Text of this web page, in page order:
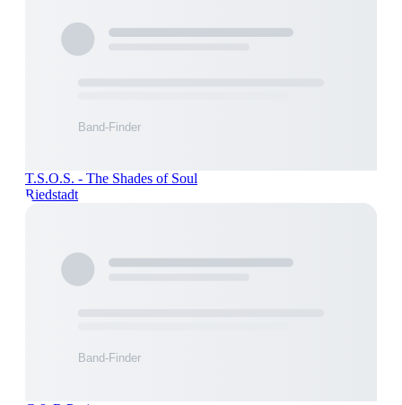
T.S.O.S. - The Shades of Soul
Riedstadt